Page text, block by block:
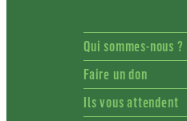
Qui sommes-nous ?
Faire un don
Ils vous attendent